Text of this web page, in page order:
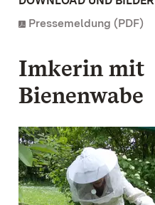
Pressemeldung (PDF)
Imkerin mit
Bienenwabe